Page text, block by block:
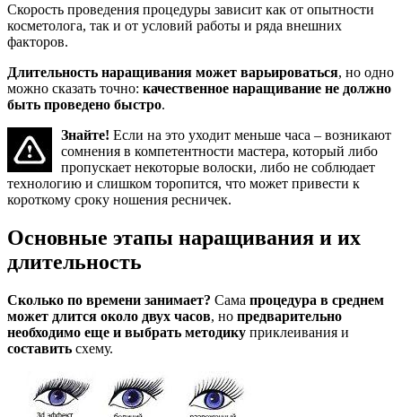
Скорость проведения процедуры зависит как от опытности
косметолога, так и от условий работы и ряда внешних
факторов.
Длительность наращивания может варьироваться, но одно
можно сказать точно: качественное наращивание не должно
быть проведено быстро.
Знайте! Если на это уходит меньше часа – возникают
сомнения в компетентности мастера, который либо
пропускает некоторые волоски, либо не соблюдает
технологию и слишком торопится, что может привести к
короткому сроку ношения ресничек.
Основные этапы наращивания и их
длительность
Сколько по времени занимает? Сама процедура в среднем
может длится около двух часов, но предварительно
необходимо еще и выбрать методику приклеивания и
составить схему.